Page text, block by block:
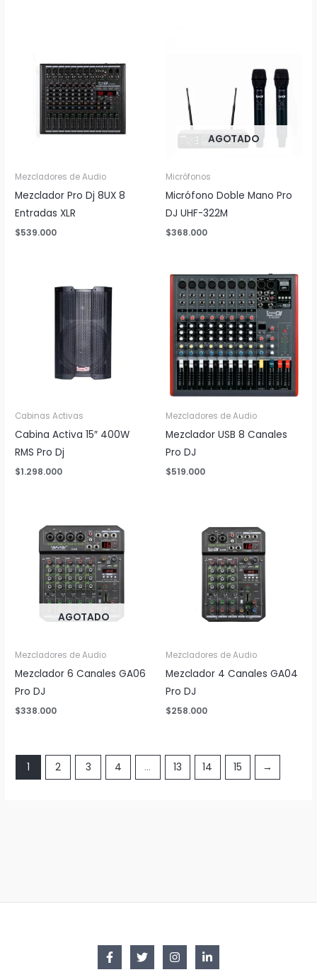
Mezcladores de Audio
Mezclador Pro Dj 8UX 8
Entradas XLR
$539.000
AGOTADO
Micrófonos
Micrófono Doble Mano Pro
DJ UHF-322M
$368.000
Cabinas Activas
Cabina Activa 15″ 400W
RMS Pro Dj
$1.298.000
Mezcladores de Audio
Mezclador USB 8 Canales
Pro DJ
$519.000
AGOTADO
Mezcladores de Audio
Mezclador 6 Canales GA06
Pro DJ
$338.000
Mezcladores de Audio
Mezclador 4 Canales GA04
Pro DJ
$258.000
1 2 3 4 … 13 14 15 →